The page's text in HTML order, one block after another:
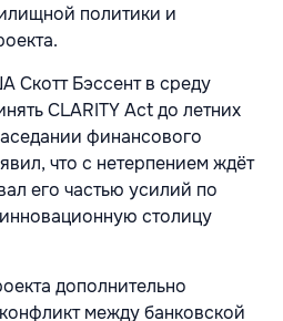
политики и
Бэссент в среду
CLARITY Act до летних
финансового
что с нетерпением ждёт
его частью усилий по
столицу
дополнительно
между банковской